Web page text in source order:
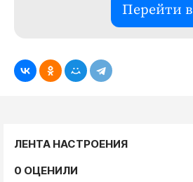
Перейти в
ЛЕНТА НАСТРОЕНИЯ
0 ОЦЕНИЛИ